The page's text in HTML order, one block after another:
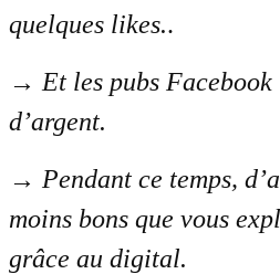
quelques likes..
→ Et les pubs
d’argent.
→ Pendant ce temps,
moins bons que vous
grâce au digital.